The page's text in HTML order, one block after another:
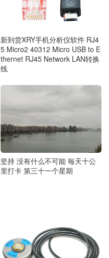
新到货XRY手机分析仪软件 RJ4
5 Micro2 40312 Micro USB to E
thernet RJ45 Network LAN转换
线
坚持 没有什么不可能 毎天十公
里打卡 第三十一个星期